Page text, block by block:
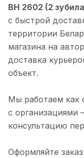
BH 2602 (2
с быстрой
территории
магазина на
доставка
объект.
Мы работаем как
с организациями
консультацию
Оформляйте